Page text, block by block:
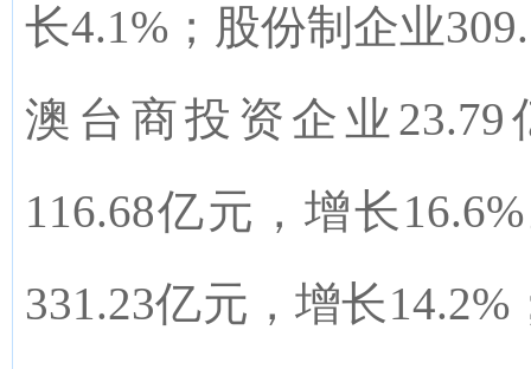
长4.1% ；股份制企业
澳台商投资企业 23.79
116.68亿元，增长16.6%
331.23亿元，增长14.2%